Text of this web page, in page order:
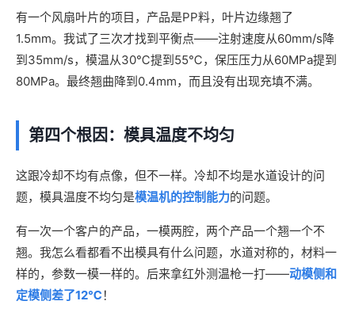
有一个风扇叶片的项目，产品是PP料，叶片边缘翘了
1.5mm。我试了三次才找到平衡点——注射速度从60mm/s降
到35mm/s，模温从30℃提到55℃，保压压力从60MPa提到
80MPa。最终翘曲降到0.4mm，而且没有出现充填不满。
第四个根因：模具温度不均匀
这跟冷却不均有点像，但不一样。冷却不均是水道设计的问
题，模具温度不均匀是模温机的控制能力的问题。
有一次一个客户的产品，一模两腔，两个产品一个翘一个不
翘。我怎么看都看不出模具有什么问题，水道对称的，材料一
样的，参数一模一样的。后来拿红外测温枪一打——动模侧和
定模侧差了12℃ ！